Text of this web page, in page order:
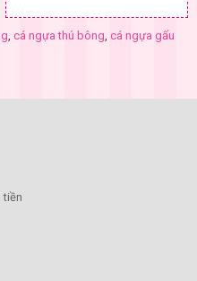
cá ngựa thú bông cá ngựa gấu
tiền